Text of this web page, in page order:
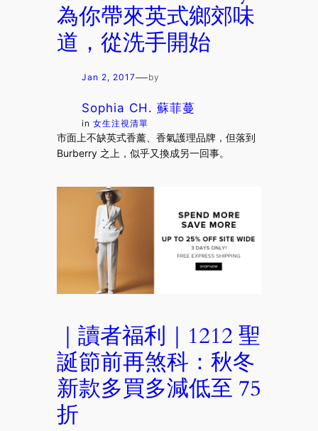
為你帶來英式鄉郊味
道，從洗手開始
Jan 2, 2017—by
Sophia CH. 蘇菲蔓
in女生注視清單
市面上不缺英式香薰、香氣護理品牌，但落到
Burberry 之上，似乎又換成另一回事。
｜讀者福利｜1212 聖
誕節前再煞科：秋冬
新款多買多減低至 75
折